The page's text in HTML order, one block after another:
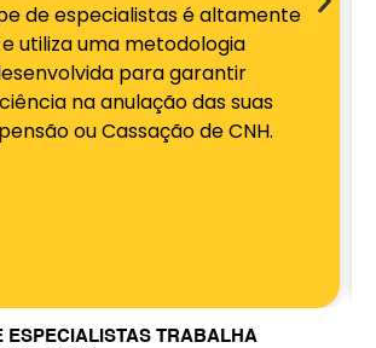
de especialistas é altamente
utiliza uma metodologia
para garantir
na anulação das suas
ou Cassação de CNH.
ESPECIALISTAS TRABALHA